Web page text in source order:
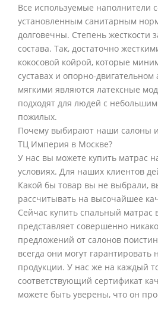
Все используемые наполнители
установленным санитарным
долговечны. Степень жесткости
состава. Так, достаточно
кокосовой койрой, которые
суставах и опорно-
мягкими являются латексные
подходят для людей с небольшим
пожилых.
Почему выбирают наши салоны
ТЦ Империя в Москве?
У нас вы можете купить матрас
условиях. Для наших клиентов
Какой бы товар вы не выбрали,
рассчитывать на высочайшее
Сейчас купить спальный матрас
представляет совершенно
предложений от салонов
всегда они могут гарантировать
продукции. У нас же на каждый
соответствующий сертификат
можете быть уверены, что он